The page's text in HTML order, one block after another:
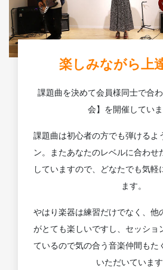
楽しみながら上
課題曲を決めて会員様同士で合
会】を開催していま
課題曲は初心者の方でも弾けるよ
ン。またあなたのレベルに合わせ
していますので、どなたでも気軽
ます。
やはり楽器は練習だけでなく、他
がとても楽しいですし、セッショ
ているので気の合う音楽仲間もた
いただいています